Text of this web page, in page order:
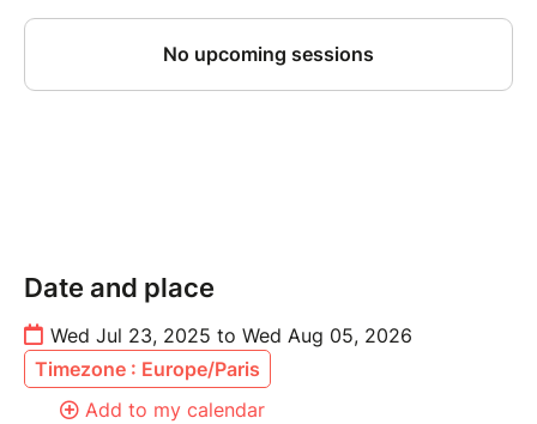
Date and place
Wed Jul 23, 2025 to Wed Aug 05, 2026
Timezone : Europe/Paris
Add to my calendar